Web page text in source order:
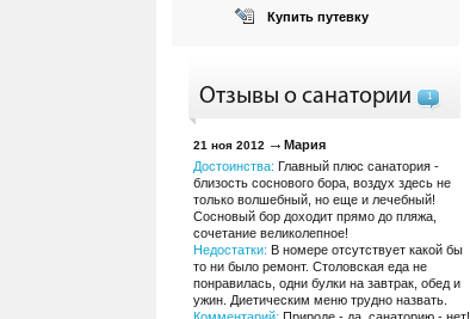
Купить путевку
Отзывы о санатории 1
21 ноя 2012
Мария
Достоинства: Главный плюс санатория -
близость соснового бора, воздух здесь не
только волшебный, но еще и лечебный!
Сосновый бор доходит прямо до пляжа,
сочетание великолепное!
Недостатки: В номере отсутствует какой бы
то ни было ремонт. Столовская еда не
понравилась, одни булки на завтрак, обед и
ужин. Диетическим меню трудно назвать.